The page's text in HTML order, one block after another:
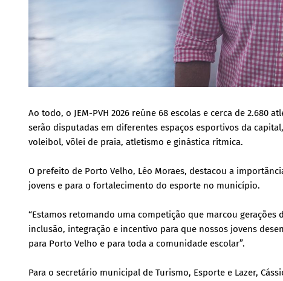
Ao todo, o JEM-PVH 2026 reúne 68 escolas e cerca de 2.680
serão disputadas em diferentes espaços esportivos da
voleibol, vôlei de praia, atletismo e ginástica rítmica.
O prefeito de Porto Velho, Léo Moraes, destacou a
jovens e para o fortalecimento do esporte no município.
“Estamos retomando uma competição que marcou
inclusão, integração e incentivo para que nossos jovens
para Porto Velho e para toda a comunidade escolar”.
Para o secretário municipal de Turismo, Esporte e Lazer,